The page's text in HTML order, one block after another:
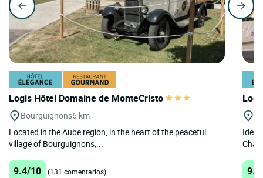
Logis Hôtel Domaine de MonteCristo
Bourguignons6 km
Located in the Aube region, in the heart of the peaceful
village of Bourguignons,...
9.4/10 (131 comentarios)